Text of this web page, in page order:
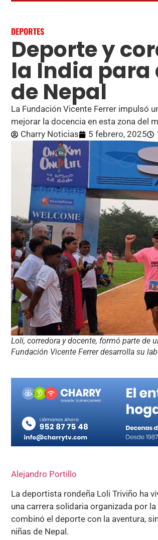
DEPORTES
Deporte y
la India para
de Nepal
La Fundación Vicente Ferrer impulsó
mejorar la docencia en esta zona del
Charry Noticias
5 febrero, 2025
Loli, corredora y docente, formó parte de
Fundación Vicente Ferrer desarrolla su
Alejandro Portillo
La deportista rondeña Loli Triviño ha
una carrera solidaria organizada por
combinó el deporte con la aventura,
niñas de Nepal.